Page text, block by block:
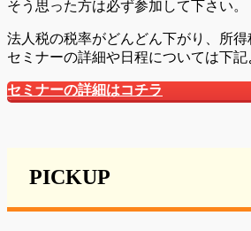
そう思った方は必ず参加して下さい。
法人税の税率がどんどん下がり、所
セミナーの詳細や日程については下記
セミナーの詳細はコチラ
PICKUP